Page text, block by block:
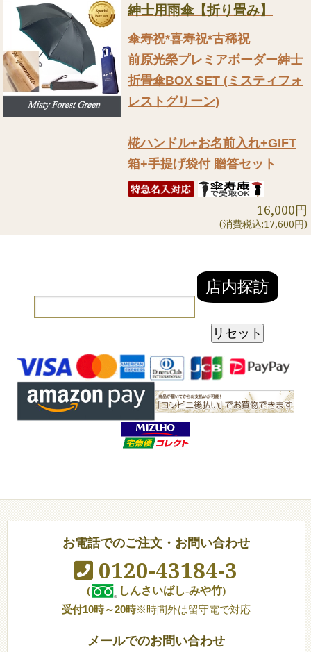
紳士用雨傘【折り畳み】
傘寿祝*喜寿祝*古稀祝
前原光榮プレミアボーダー紳士
折畳傘BOX SET (ミスティフォ
レストグリーン)
椛ハンドル+お名前入れ+GIFT
箱+手提げ袋付 贈答セット
16,000円
(消費税込:17,600円)
お電話でのご注文・お問い合わせ
0120-43184-3
(
しんさいばし-みや竹)
受付10時～20時※時間外は留守電で対応
メールでのお問い合わせ